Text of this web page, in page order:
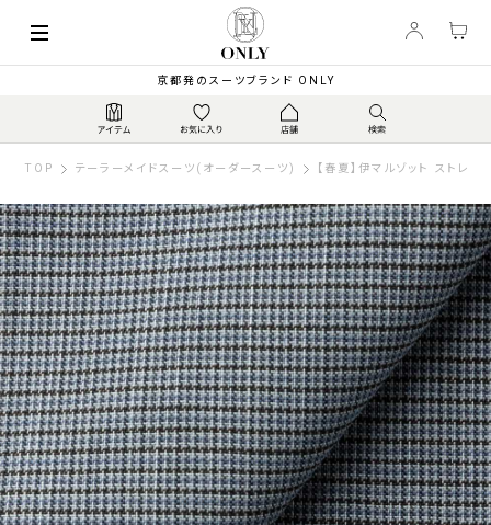
京都発のスーツブランド ONLY
TOP テーラーメイドスーツ(オーダースーツ) 【春夏】伊マルゾット ストレ